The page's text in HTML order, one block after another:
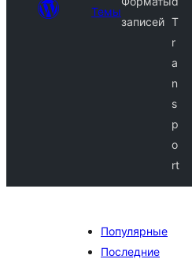
Темы
записей T
r
a
n
s
p
o
rt
Популярные
Последние